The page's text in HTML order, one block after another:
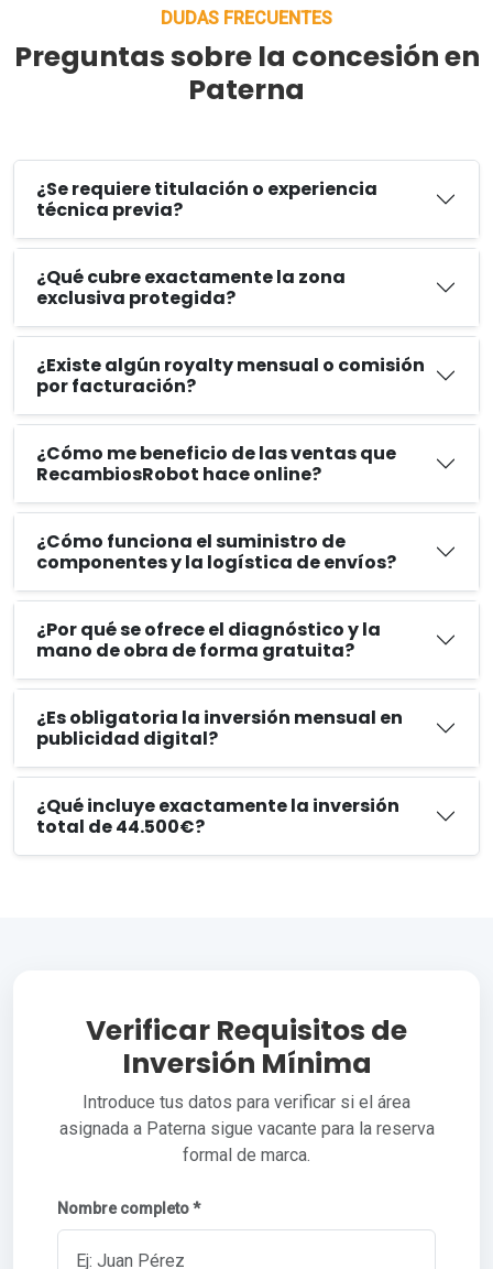
DUDAS FRECUENTES
Preguntas sobre la concesión en
Paterna
¿Se requiere titulación o experiencia
técnica previa?
¿Qué cubre exactamente la zona
exclusiva protegida?
¿Existe algún royalty mensual o comisión
por facturación?
¿Cómo me beneficio de las ventas que
RecambiosRobot hace online?
¿Cómo funciona el suministro de
componentes y la logística de envíos?
¿Por qué se ofrece el diagnóstico y la
mano de obra de forma gratuita?
¿Es obligatoria la inversión mensual en
publicidad digital?
¿Qué incluye exactamente la inversión
total de 44.500€?
Verificar Requisitos de
Inversión Mínima
Introduce tus datos para verificar si el área
asignada a Paterna sigue vacante para la reserva
formal de marca.
Nombre completo *